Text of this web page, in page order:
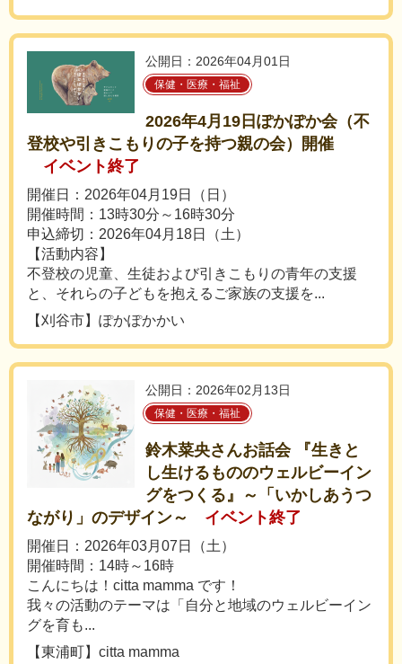
公開日：2026年04月01日
保健・医療・福祉
2026年4月19日ぽかぽか会（不
登校や引きこもりの子を持つ親の会）開催
イベント終了
開催日：2026年04月19日（日）
開催時間：13時30分～16時30分
申込締切：2026年04月18日（土）
【活動内容】
不登校の児童、生徒および引きこもりの青年の支援
と、それらの子どもを抱えるご家族の支援を...
【刈谷市】ぽかぽかかい
公開日：2026年02月13日
保健・医療・福祉
鈴木菜央さんお話会 『生きと
し生けるもののウェルビーイン
グをつくる』～「いかしあうつ
ながり」のデザイン～
イベント終了
開催日：2026年03月07日（土）
開催時間：14時～16時
こんにちは！citta mamma です！
我々の活動のテーマは「自分と地域のウェルビーイン
グを育も...
【東浦町】citta mamma